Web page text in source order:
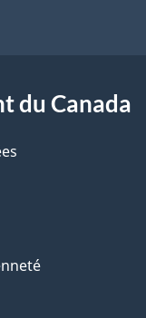
du Canada